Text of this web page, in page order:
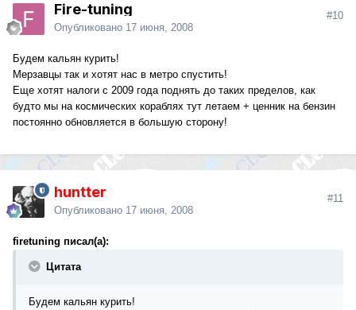
Fire-tuning
Опубликовано 17 июня, 2008
#10
Будем кальян курить!
Мерзавцы так и хотят нас в метро спустить!
Еще хотят налоги с 2009 года поднять до таких пределов, как
будто мы на космических кораблях тут летаем + ценник на бензин
постоянно обновляется в большую сторону!
huntter
Опубликовано 17 июня, 2008
#11
firetuning писал(а):
Цитата
Будем кальян курить!